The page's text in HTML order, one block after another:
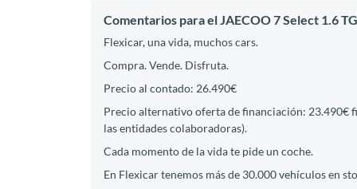
Comentarios para el JAECOO 7 Select 1.6
Flexicar, una vida, muchos cars.
Compra. Vende. Disfruta.
Precio al contado: 26.490€
Precio alternativo oferta de financiación: 23.490€
las entidades colaboradoras).
Cada momento de la vida te pide un coche.
En Flexicar tenemos más de 30.000 vehículos en